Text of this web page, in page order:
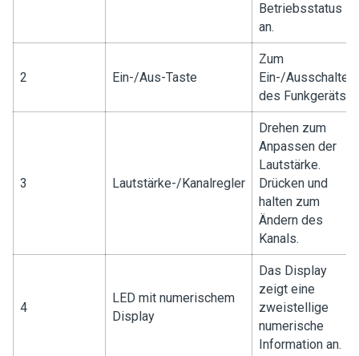
Betriebsstatus
an.
2 Ein-/Aus-Taste
Zum
Ein-/Ausschalten
des Funkgeräts.
3 Lautstärke-/Kanalregler
Drehen zum
Anpassen der
Lautstärke.
Drücken und
halten zum
Ändern des
Kanals.
4
LED mit numerischem
Display
Das Display
zeigt eine
zweistellige
numerische
Information an.